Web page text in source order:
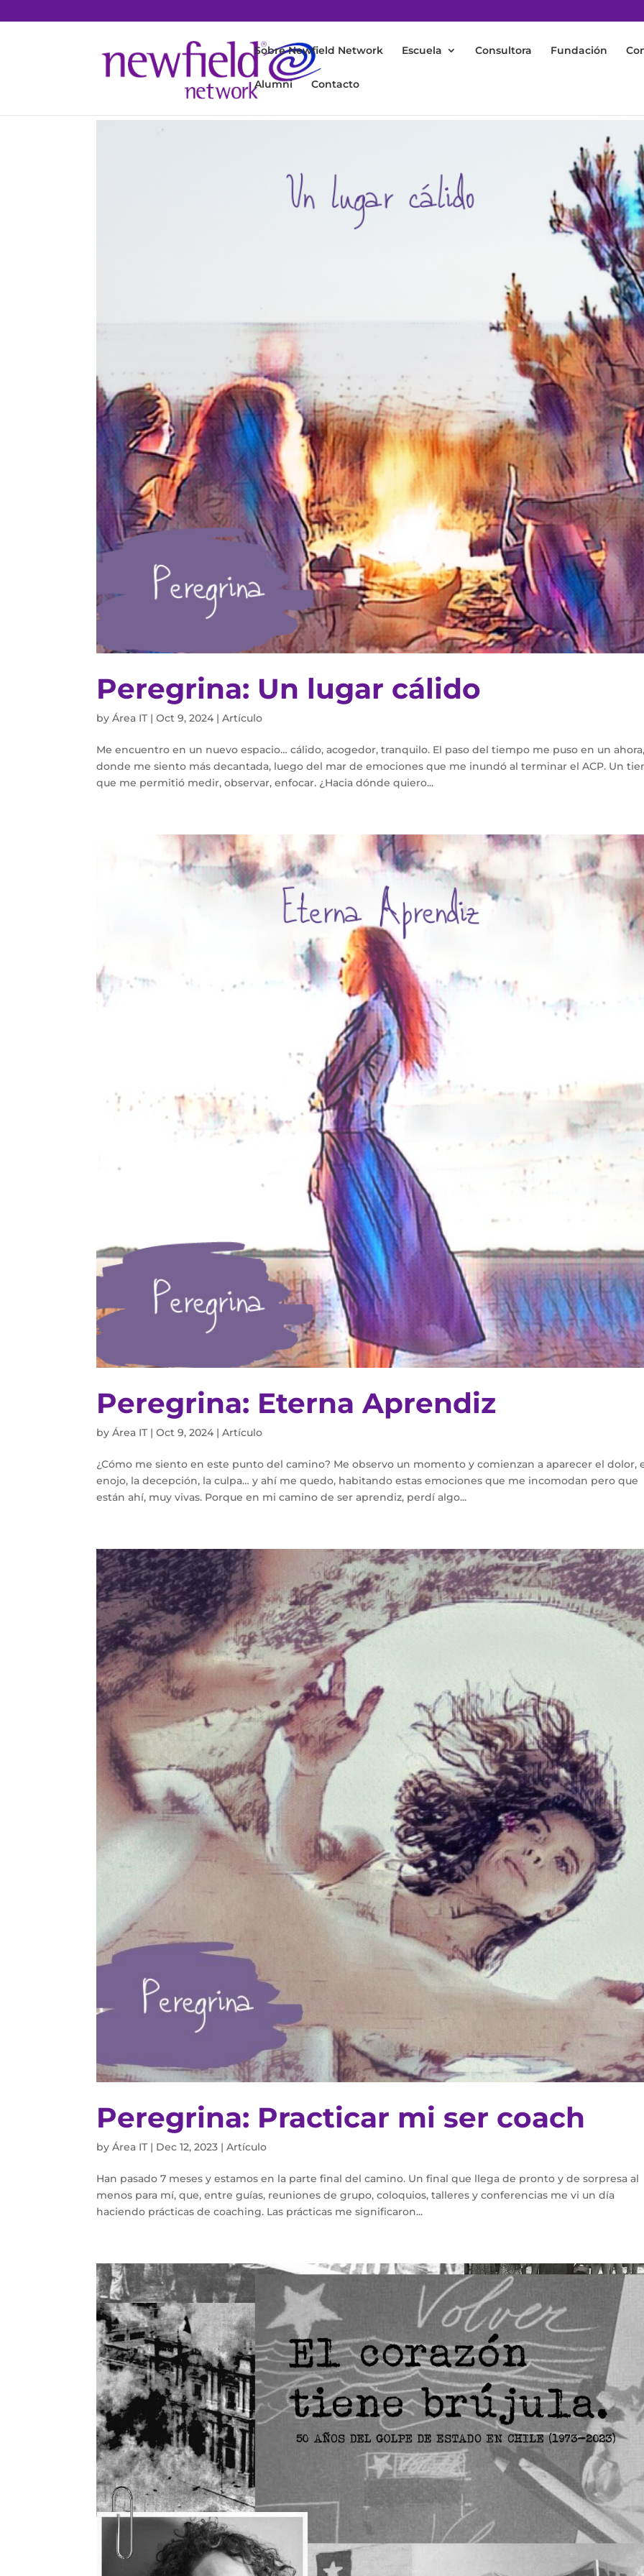
Sobre Newfield Network Escuela Consultora Fundación
Alumni Contacto
Peregrina: Un lugar cálido
byÁrea IT |Oct 9, 2024 |Artículo
Me encuentro en un nuevo espacio… cálido, acogedor, tranquilo. El paso del tiempo me puso en un
donde me siento más decantada, luego del mar de emociones que me inundó al terminar el ACP. Un
que me permitió medir, observar, enfocar. ¿Hacia dónde quiero...
Peregrina: Eterna Aprendiz
byÁrea IT |Oct 9, 2024 |Artículo
¿Cómo me siento en este punto del camino? Me observo un momento y comienzan a aparecer el dolor,
enojo, la decepción, la culpa… y ahí me quedo, habitando estas emociones que me incomodan pero que
están ahí, muy vivas. Porque en mi camino de ser aprendiz, perdí algo...
Peregrina: Practicar mi ser coach
byÁrea IT | Dec 12, 2023 |Artículo
Han pasado 7 meses y estamos en la parte final del camino. Un final que llega de pronto y de sorpresa al
menos para mí, que, entre guías, reuniones de grupo, coloquios, talleres y conferencias me vi un día
haciendo prácticas de coaching. Las prácticas me significaron...